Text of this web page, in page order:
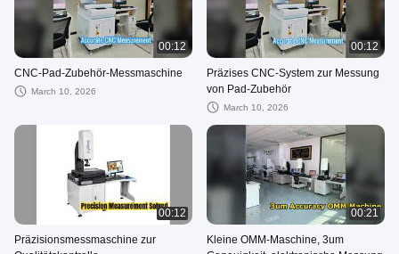
00:12
CNC-Pad-Zubehör-Messmaschine
March 10, 2026
00:12
Präzises CNC-System zur Messung
von Pad-Zubehör
March 10, 2026
00:12
Präzisionsmessmaschine zur
00:21
Kleine OMM-Maschine, 3um